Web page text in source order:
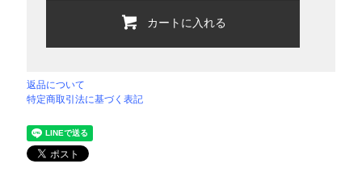
カートに入れる
返品について
特定商取引法に基づく表記